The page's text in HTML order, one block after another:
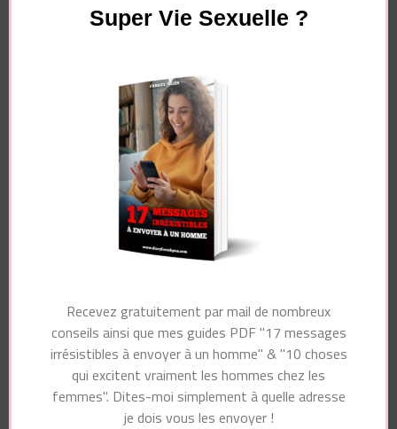
Essayez. Vous pouvez vous désinscrire à tout moment.
Navigation
Article précédent
Les différents types
de masques sexuels
que portent les
MASCULINE)
COQUINES pour
Vous pourriez également aimer...
Super Vie Sexuelle ?
Recevez gratuitement par mail de nombreux
conseils ainsi que mes guides PDF "17 messages
irrésistibles à envoyer à un homme" & "10 choses
qui excitent vraiment les hommes chez les
femmes". Dites-moi simplement à quelle adresse
je dois vous les envoyer !